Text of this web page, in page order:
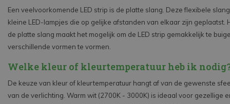
Een veelvoorkomende LED strip is de platte slang. Deze flexibele
kleine LED-lampjes die op gelijke afstanden van elkaar zijn geplaatst.
de platte slang maakt het mogelijk om de LED strip gemakkelijk te
verschillende vormen te vormen.
Welke kleur of kleurtemperatuur heb ik
De keuze van kleur of kleurtemperatuur hangt af van de gewenste
van de verlichting. Warm wit (2700K - 3000K) is ideaal voor gezellige